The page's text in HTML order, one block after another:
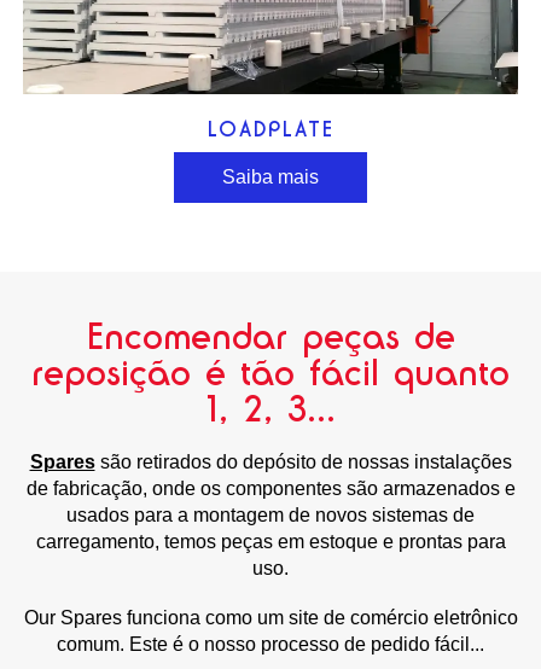
LOADPLATE
Saiba mais
Encomendar peças de
reposição é tão fácil quanto
1, 2, 3...
Sparessão retirados do depósito de nossas instalações
de fabricação, onde os componentes são armazenados e
usados para a montagem de novos sistemas de
carregamento, temos peças em estoque e prontas para
uso.
Our Spares funciona como um site de comércio eletrônico
comum. Este é o nosso processo de pedido fácil...